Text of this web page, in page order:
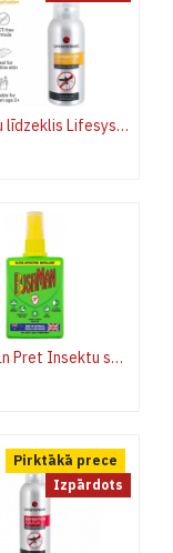
Pretodu līdzeklis Lifesystems Expedition Sensitive 100 ml
Bushman Pret Insektu smidzināmais, satur Deet 40 % Spray 90 ml
Pirktākā prece
Izpārdots